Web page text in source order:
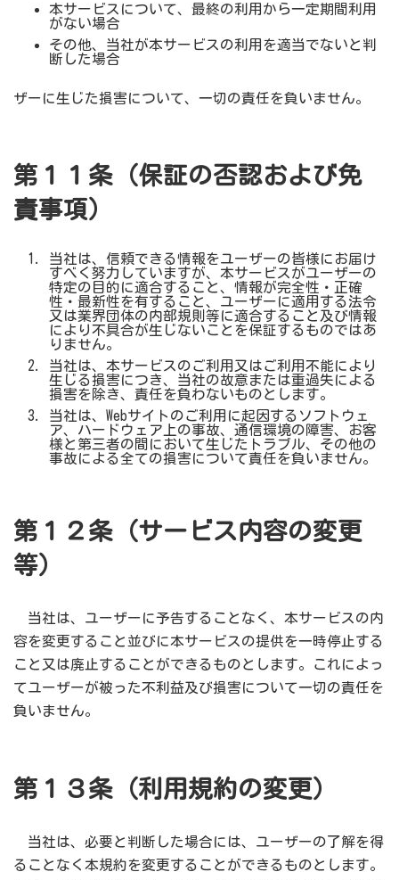
本サービスについて、最終の利用から一定期間利用
がない場合
その他、当社が本サービスの利用を適当でないと判
断した場合
ザーに生じた損害について、一切の責任を負いません。
第１１条（保証の否認および免
責事項）
当社は、信頼できる情報をユーザーの皆様にお届け
すべく努力していますが、本サービスがユーザーの
特定の目的に適合すること、情報が完全性・正確
性・最新性を有すること、ユーザーに適用する法令
又は業界団体の内部規則等に適合すること及び情報
により不具合が生じないことを保証するものではあ
りません。
当社は、本サービスのご利用又はご利用不能により
生じる損害につき、当社の故意または重過失による
損害を除き、責任を負わないものとします。
当社は、Webサイトのご利用に起因するソフトウェ
ア、ハードウェア上の事故、通信環境の障害、お客
様と第三者の間において生じたトラブル、その他の
事故による全ての損害について責任を負いません。
第１２条（サービス内容の変更
等）
当社は、ユーザーに予告することなく、本サービスの内
容を変更すること並びに本サービスの提供を一時停止する
こと又は廃止することができるものとします。これによっ
てユーザーが被った不利益及び損害について一切の責任を
負いません。
第１３条（利用規約の変更）
当社は、必要と判断した場合には、ユーザーの了解を得
ることなく本規約を変更することができるものとします。